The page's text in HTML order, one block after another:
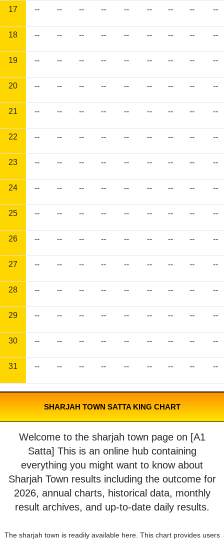
17 -- -- -- -- -- -- -- -- --
18 -- -- -- -- -- -- -- -- --
19 -- -- -- -- -- -- -- -- --
20 -- -- -- -- -- -- -- -- --
21 -- -- -- -- -- -- -- -- --
22 -- -- -- -- -- -- -- -- --
23 -- -- -- -- -- -- -- -- --
24 -- -- -- -- -- -- -- -- --
25 -- -- -- -- -- -- -- -- --
26 -- -- -- -- -- -- -- -- --
27 -- -- -- -- -- -- -- -- --
28 -- -- -- -- -- -- -- -- --
29 -- -- -- -- -- -- -- -- --
30 -- -- -- -- -- -- -- -- --
31 -- -- -- -- -- -- -- -- --
SHARJAH TOWN SATTA KING CHART
Welcome to the sharjah town page on [A1
Satta] This is an online hub containing
everything you might want to know about
Sharjah Town results including the outcome for
2026, annual charts, historical data, monthly
result archives, and up-to-date daily results.
The sharjah town is readily available here. This chart provides users